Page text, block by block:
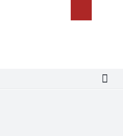
košík